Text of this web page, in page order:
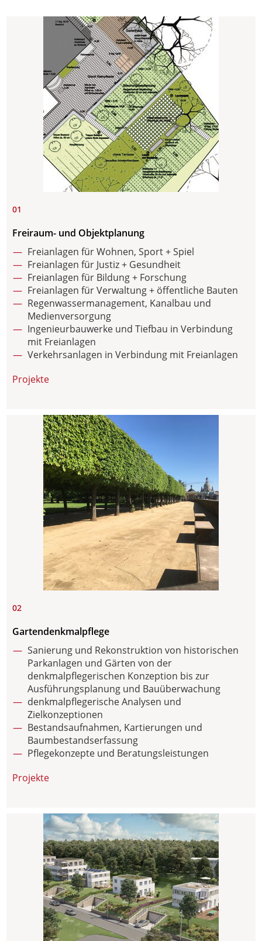
01
Freiraum- und Objektplanung
Freianlagen für Wohnen, Sport + Spiel
Freianlagen für Justiz + Gesundheit
Freianlagen für Bildung + Forschung
Freianlagen für Verwaltung + öffentliche Bauten
Regenwassermanagement, Kanalbau und
Medienversorgung
Ingenieurbauwerke und Tiefbau in Verbindung
mit Freianlagen
Verkehrsanlagen in Verbindung mit Freianlagen
Projekte
02
Gartendenkmalpflege
Sanierung und Rekonstruktion von historischen
Parkanlagen und Gärten von der
denkmalpflegerischen Konzeption bis zur
Ausführungsplanung und Bauüberwachung
denkmalpflegerische Analysen und
Zielkonzeptionen
Bestandsaufnahmen, Kartierungen und
Baumbestandserfassung
Pflegekonzepte und Beratungsleistungen
Projekte